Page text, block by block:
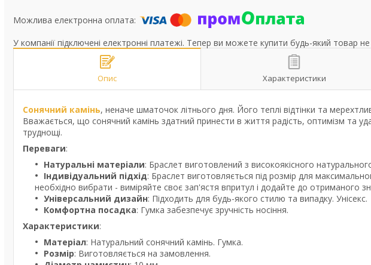
У компанії підключені електронні платежі. Тепер ви можете купити будь-який товар
Опис Характеристики
Сонячний камінь, неначе шматочок літнього дня. Його теплі відтінки та
Вважається, що сонячний камінь здатний принести в життя радість, оптимізм та
труднощі.
Переваги:
Натуральні матеріали: Браслет виготовлений з високоякісного
Індивідуальний підхід: Браслет виготовляється під розмір для
необхідно вибрати - виміряйте своє зап'ястя впритул і додайте до отриманого
Універсальний дизайн: Підходить для будь-якого стилю та випадку. Унісекс.
Комфортна посадка: Гумка забезпечує зручність носіння.
Характеристики:
Матеріал: Натуральний сонячний камінь. Гумка.
Розмір: Виготовляється на замовлення.